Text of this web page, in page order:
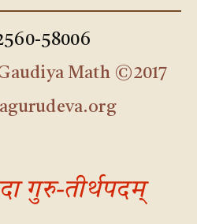
58006
Math ©2017
गुरु-तीर्थपदम्